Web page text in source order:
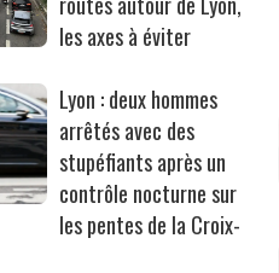
les axes à éviter
Lyon : deux hommes
arrêtés avec des
stupéfiants après un
contrôle nocturne sur
les pentes de la Croix-